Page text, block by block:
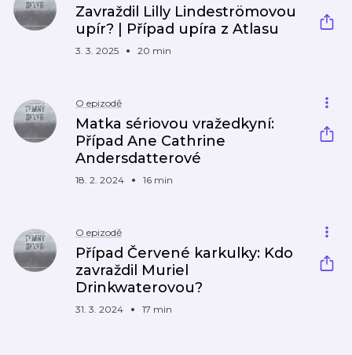
Zavraždil Lilly Lindeströmovou
upír? | Případ upíra z Atlasu
3. 3. 2025 20 min
O epizodě
Matka sériovou vražedkyní:
Případ Ane Cathrine
Andersdatterové
18. 2. 2024 16 min
O epizodě
Případ Červené karkulky: Kdo
zavraždil Muriel
Drinkwaterovou?
31. 3. 2024 17 min